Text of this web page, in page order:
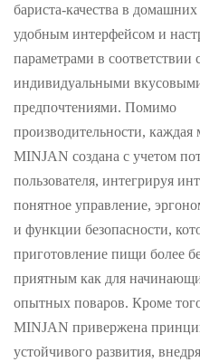
бариста-качества в
удобным интерфейсом и
параметрами в соответствии
индивидуальными
предпочтениями. Помимо
производительности, каждая
MINJAN создана с учетом
пользователя, интегрируя
понятное управление,
и функции безопасности,
приготовление пищи более
приятным как для
опытных поваров. Кроме
MINJAN привержена
устойчивого развития,